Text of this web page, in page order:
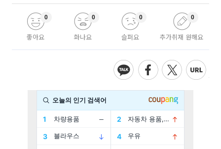
좋아요
0
화나요
0
슬퍼요
0
추가취재 원해요
0